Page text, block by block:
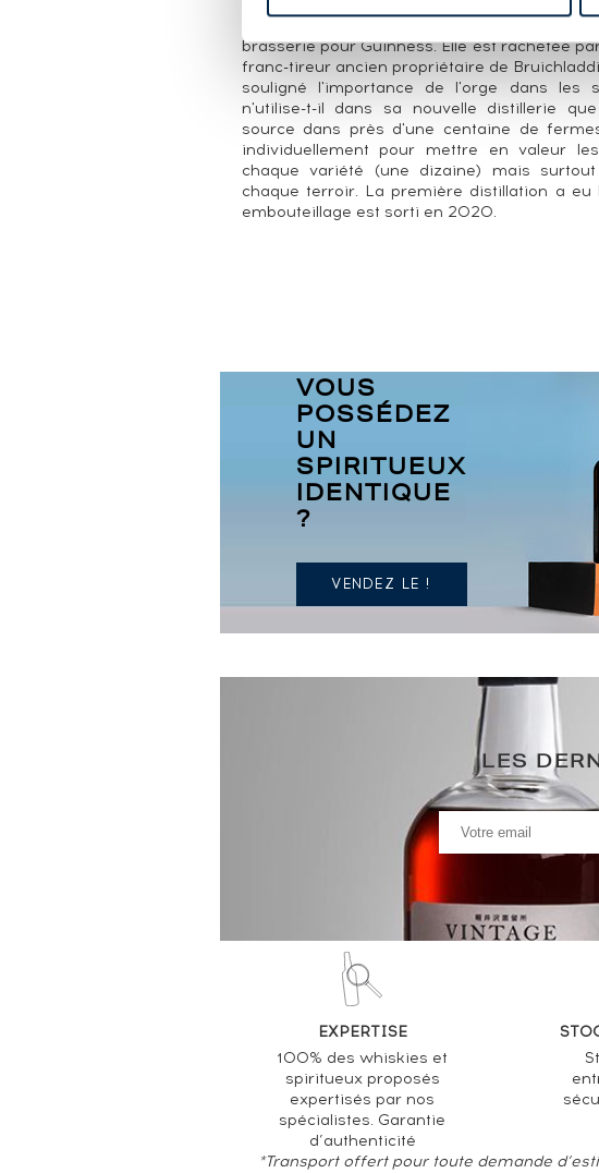
brasserie pour Guinness. Elle est rachetée
franc-tireur ancien propriétaire de
souligné l'importance de l'orge dans les
n'utilise-t-il dans sa nouvelle distillerie
source dans près d'une centaine de
individuellement pour mettre en valeur
chaque variété (une dizaine) mais
chaque terroir. La première distillation a
embouteillage est sorti en 2020.
VOUS
POSSÉDEZ
UN
SPIRITUEUX
IDENTIQUE
?
VENDEZ LE !
LES
EXPERTISE
100% des whiskies et
spiritueux proposés
expertisés par nos
spécialistes. Garantie
d’authenticité
*Transport offert pour toute demande